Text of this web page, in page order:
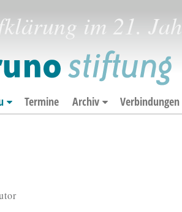
im 21.
Termine Archiv Verbindungen